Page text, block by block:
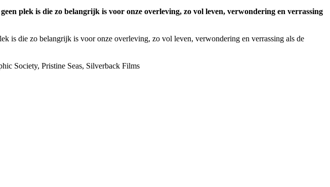
plek is die zo belangrijk is voor onze overleving, zo vol leven, verwondering en verrassing
is die zo belangrijk is voor onze overleving, zo vol leven, verwondering en verrassing als de
Society, Pristine Seas, Silverback Films